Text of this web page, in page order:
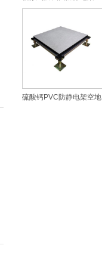
地板
硫酸钙PVC防静电架空地